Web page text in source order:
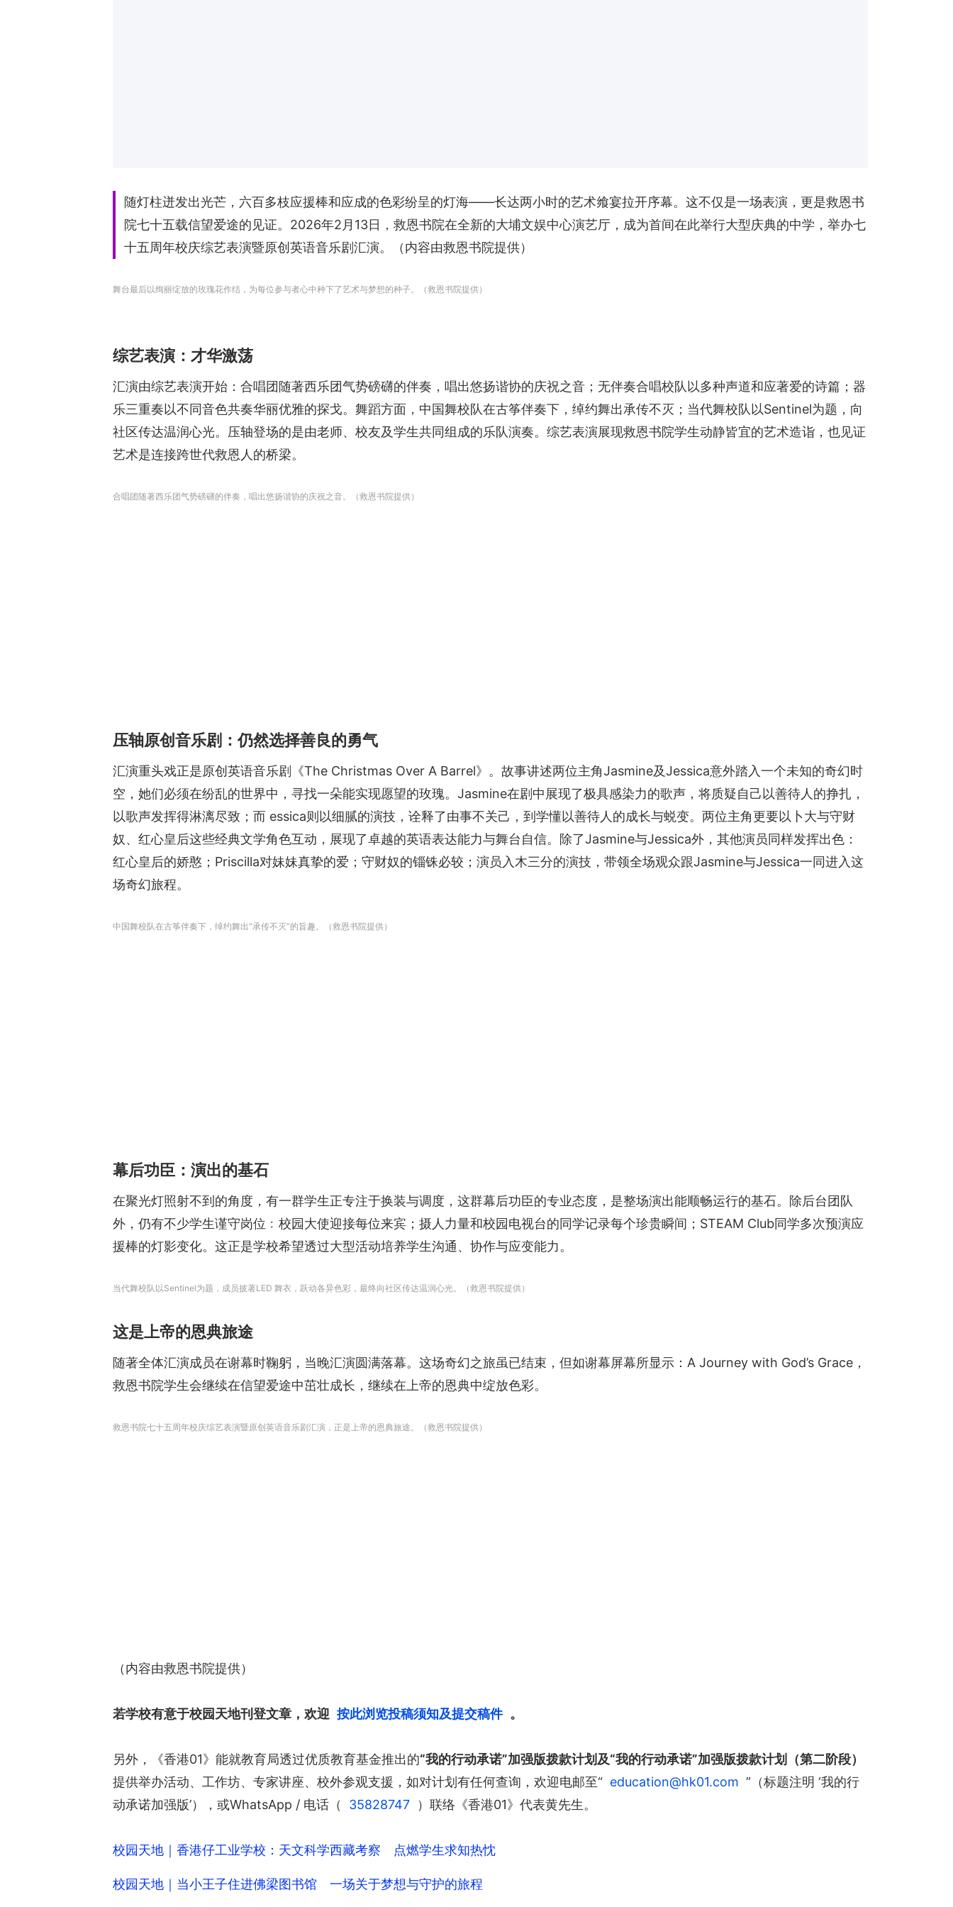
随灯柱迸发出光芒，六百多枝应援棒和应成的色彩纷呈的灯海——长达两小时的艺术飨宴拉开序幕。这不仅是一场表演，更是救恩书
院七十五载信望爱途的见证。2026年2月13日，救恩书院在全新的大埔文娱中心演艺厅，成为首间在此举行大型庆典的中学，举办七
十五周年校庆综艺表演暨原创英语音乐剧汇演。（内容由救恩书院提供）
舞台最后以绚丽绽放的玫瑰花作结，为每位参与者心中种下了艺术与梦想的种子。（救恩书院提供）
综艺表演：才华激荡
汇演由综艺表演开始：合唱团随著西乐团气势磅礴的伴奏，唱出悠扬谐协的庆祝之音；无伴奏合唱校队以多种声道和应著爱的诗篇；器
乐三重奏以不同音色共奏华丽优雅的探戈。舞蹈方面，中国舞校队在古筝伴奏下，绰约舞出承传不灭；当代舞校队以Sentinel为题，向
社区传达温润心光。压轴登场的是由老师、校友及学生共同组成的乐队演奏。综艺表演展现救恩书院学生动静皆宜的艺术造诣，也见证
艺术是连接跨世代救恩人的桥梁。
合唱团随著西乐团气势磅礴的伴奏，唱出悠扬谐协的庆祝之音。（救恩书院提供）
压轴原创音乐剧：仍然选择善良的勇气
汇演重头戏正是原创英语音乐剧《The Christmas Over A Barrel》。故事讲述两位主角Jasmine及Jessica意外踏入一个未知的奇幻时
空，她们必须在纷乱的世界中，寻找一朵能实现愿望的玫瑰。Jasmine在剧中展现了极具感染力的歌声，将质疑自己以善待人的挣扎，
以歌声发挥得淋漓尽致；而 essica则以细腻的演技，诠释了由事不关己，到学懂以善待人的成长与蜕变。两位主角更要以卜大与守财
奴、红心皇后这些经典文学角色互动，展现了卓越的英语表达能力与舞台自信。除了Jasmine与Jessica外，其他演员同样发挥出色：
红心皇后的娇憨；Priscilla对妹妹真挚的爱；守财奴的锱铢必较；演员入木三分的演技，带领全场观众跟Jasmine与Jessica一同进入这
场奇幻旅程。
中国舞校队在古筝伴奏下，绰约舞出“承传不灭”的旨趣。（救恩书院提供）
幕后功臣：演出的基石
在聚光灯照射不到的角度，有一群学生正专注于换装与调度，这群幕后功臣的专业态度，是整场演出能顺畅运行的基石。除后台团队
外，仍有不少学生谨守岗位﹕校园大使迎接每位来宾；摄人力量和校园电视台的同学记录每个珍贵瞬间；STEAM Club同学多次预演应
援棒的灯影变化。这正是学校希望透过大型活动培养学生沟通、协作与应变能力。
当代舞校队以Sentinel为题，成员披著LED 舞衣，跃动各异色彩，最终向社区传达温润心光。（救恩书院提供）
这是上帝的恩典旅途
随著全体汇演成员在谢幕时鞠躬，当晚汇演圆满落幕。这场奇幻之旅虽已结束，但如谢幕屏幕所显示：A Journey with God’s Grace，
救恩书院学生会继续在信望爱途中茁壮成长，继续在上帝的恩典中绽放色彩。
救恩书院七十五周年校庆综艺表演暨原创英语音乐剧汇演，正是上帝的恩典旅途。（救恩书院提供）
（内容由救恩书院提供）
若学校有意于校园天地刊登文章，欢迎 按此浏览投稿须知及提交稿件 。
另外，《香港01》能就教育局透过优质教育基金推出的“我的行动承诺”加强版拨款计划及“我的行动承诺”加强版拨款计划（第二阶段）
提供举办活动、工作坊、专家讲座、校外参观支援，如对计划有任何查询，欢迎电邮至“ education@hk01.com ”（标题注明 ‘我的行
动承诺加强版’），或WhatsApp / 电话（
35828747 ）联络《香港01》代表黄先生。
校园天地｜香港仔工业学校：天文科学西藏考察 点燃学生求知热忱
校园天地｜当小王子住进佛梁图书馆 一场关于梦想与守护的旅程